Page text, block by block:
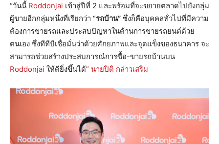
“วันนี้ Roddonjai เข้าสู่ปีที่ 2 และพร้อมที่จะขยายตลาดไปยังกลุ่ม
ผู้ขายอีกกลุ่มหนึ่งที่เรียกว่า “รถบ้าน” ซึ่งก็คือบุคคลทั่วไปที่มีความ
ต้องการขายรถและประสบปัญหาในด้านการขายรถยนต์ด้วย
ตนเอง ซึ่งทีทีบีเชื่อมั่นว่าด้วยศักยภาพและจุดแข็งของธนาคาร จะ
สามารถช่วยสร้างประสบการณ์การซื้อ-ขายรถบ้านบน
Roddonjai ให้ดียิ่งขึ้นได้” นายปิติ กล่าวเสริม